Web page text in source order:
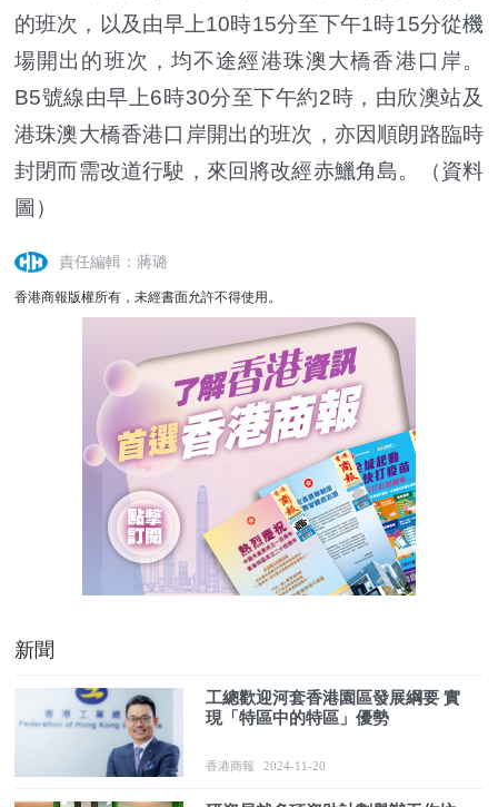
的班次，以及由早上10時15分至下午1時15分從機
場開出的班次，均不途經港珠澳大橋香港口岸。
B5號線由早上6時30分至下午約2時，由欣澳站及
港珠澳大橋香港口岸開出的班次，亦因順朗路臨時
封閉而需改道行駛，來回將改經赤鱲角島。（資料
圖）
責任編輯：蔣璐
香港商報版權所有，未經書面允許不得使用。
新聞
工總歡迎河套香港園區發展綱要 實
現「特區中的特區」優勢
香港商報 2024-11-20